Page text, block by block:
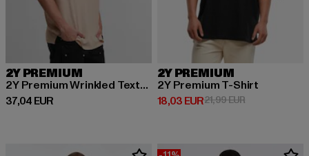
2Y PREMIUM
2Y Premium Wrinkled Textured Blouse Hemd
37,04 EUR
Derzeitiger Preis: 37,04 EUR
2Y PREMIUM
2Y Premium T-Shirt
18,03 EUR
Derzeitiger Preis: 18,03 EUR
21,99 EURAktionspreis: